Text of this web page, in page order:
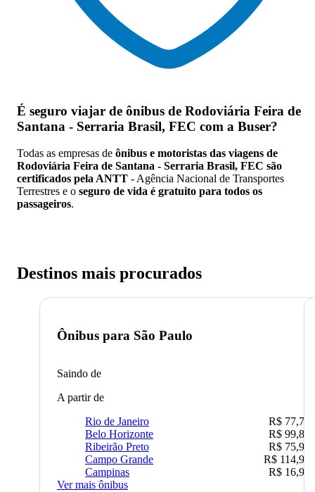
É seguro viajar de ônibus de Rodoviária Feira de
Santana - Serraria Brasil, FEC com a Buser?
Todas as empresas de ônibus e motoristas das viagens de
Rodoviária Feira de Santana - Serraria Brasil, FEC são
certificados pela ANTT - Agência Nacional de Transportes
Terrestres e o seguro de vida é gratuito para todos os
passageiros.
Destinos mais procurados
Ônibus para São Paulo
Saindo de
A partir de
Rio de Janeiro
R$ 77,70
Belo Horizonte
R$ 99,89
Ribeirão Preto
R$ 75,90
Campo Grande
R$ 114,90
Campinas
R$ 16,90
Ver mais ônibus